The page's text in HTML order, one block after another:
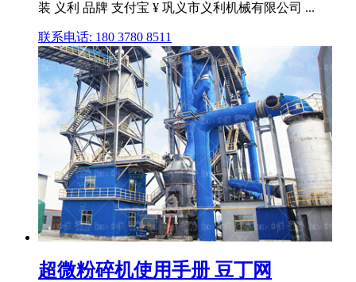
装 义利 品牌 支付宝 ¥ 巩义市义利机械有限公司 ...
联系电话: 180 3780 8511
超微粉碎机使用手册 豆丁网